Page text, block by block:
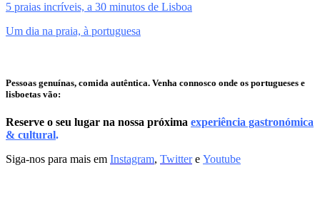
5 praias incríveis, a 30 minutos de Lisboa
Um dia na praia, à portuguesa
Pessoas genuínas, comida autêntica. Venha connosco onde os portugueses e
lisboetas vão:
Reserve o seu lugar na nossa próxima experiência gastronómica
& cultural.
Siga-nos para mais em Instagram, Twittere Youtube